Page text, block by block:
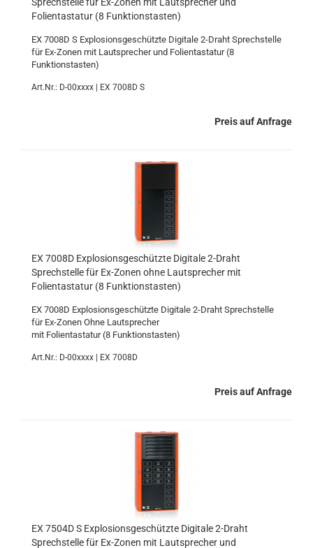
Folientastatur (8 Funktionstasten)
EX 7008D S Explosionsgeschützte Digitale 2-Draht Sprechstelle
für Ex-Zonen mit Lautsprecher und Folientastatur (8
Funktionstasten)
Art.Nr.: D-00xxxx | EX 7008D S
Preis auf Anfrage
EX 7008D Explosionsgeschützte Digitale 2-Draht
Sprechstelle für Ex-Zonen ohne Lautsprecher mit
Folientastatur (8 Funktionstasten)
EX 7008D Explosionsgeschützte Digitale 2-Draht Sprechstelle
für Ex-Zonen Ohne Lautsprecher
mit Folientastatur (8 Funktionstasten)
Art.Nr.: D-00xxxx | EX 7008D
Preis auf Anfrage
EX 7504D S Explosionsgeschützte Digitale 2-Draht
Sprechstelle für Ex-Zonen mit Lautsprecher und